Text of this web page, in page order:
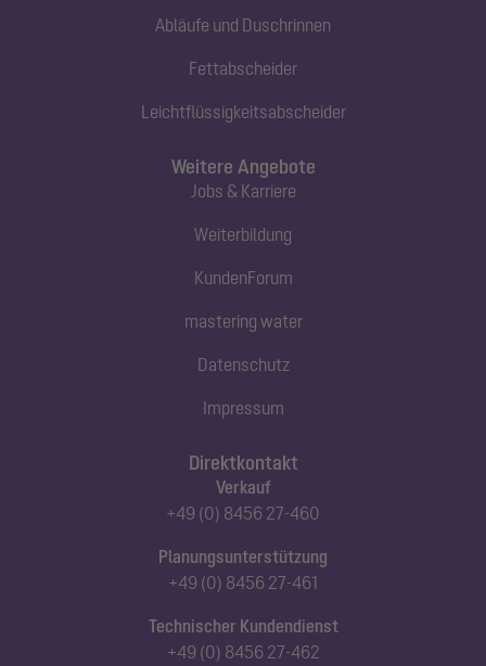
Abläufe und Duschrinnen
Fettabscheider
Leichtflüssigkeitsabscheider
Direktkontakt
Verkauf
+49 (0) 8456 27-460
Planungsunterstützung
+49 (0) 8456 27-461
Technischer Kundendienst
+49 (0) 8456 27-462
Weitere Angebote
Jobs & Karriere
Weiterbildung
KundenForum
mastering water
Datenschutz
Impressum